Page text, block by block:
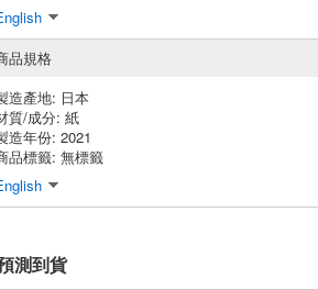
品規格
造產地: 日本
質/成分: 紙
造年份: 2021
品標籤: 無標籤
測到貨